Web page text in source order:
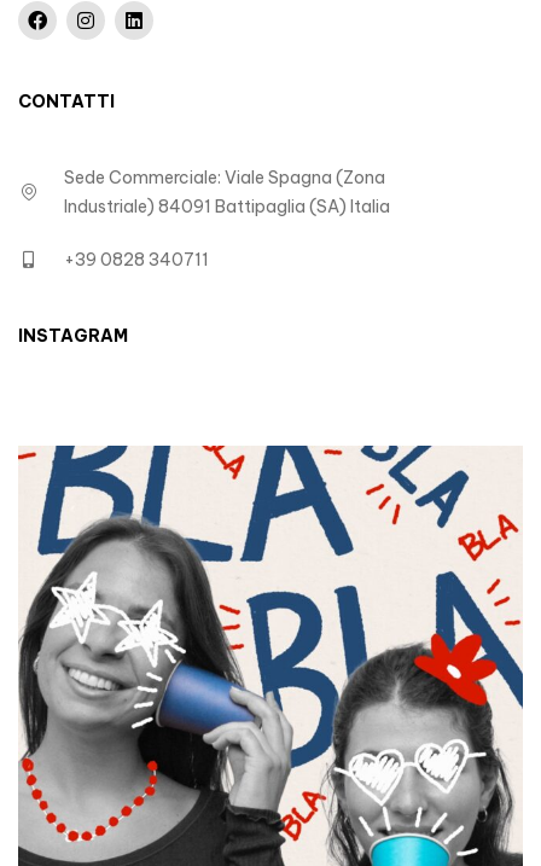
CONTATTI
Sede Commerciale: Viale Spagna (Zona
Industriale) 84091 Battipaglia (SA) Italia
+39 0828 340711
INSTAGRAM